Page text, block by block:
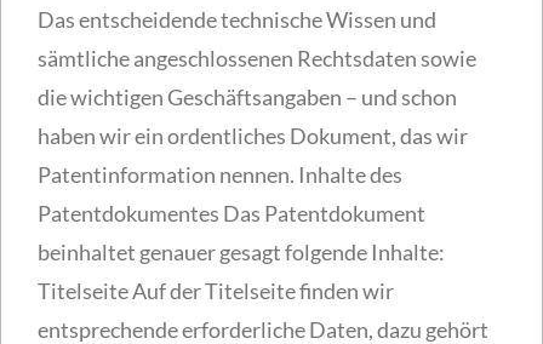
Das entscheidende technische Wissen und
sämtliche angeschlossenen Rechtsdaten sowie
die wichtigen Geschäftsangaben – und schon
haben wir ein ordentliches Dokument, das wir
Patentinformation nennen. Inhalte des
Patentdokumentes Das Patentdokument
beinhaltet genauer gesagt folgende Inhalte:
Titelseite Auf der Titelseite finden wir
entsprechende erforderliche Daten, dazu gehört